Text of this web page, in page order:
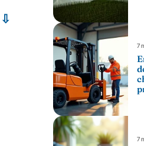
7
7